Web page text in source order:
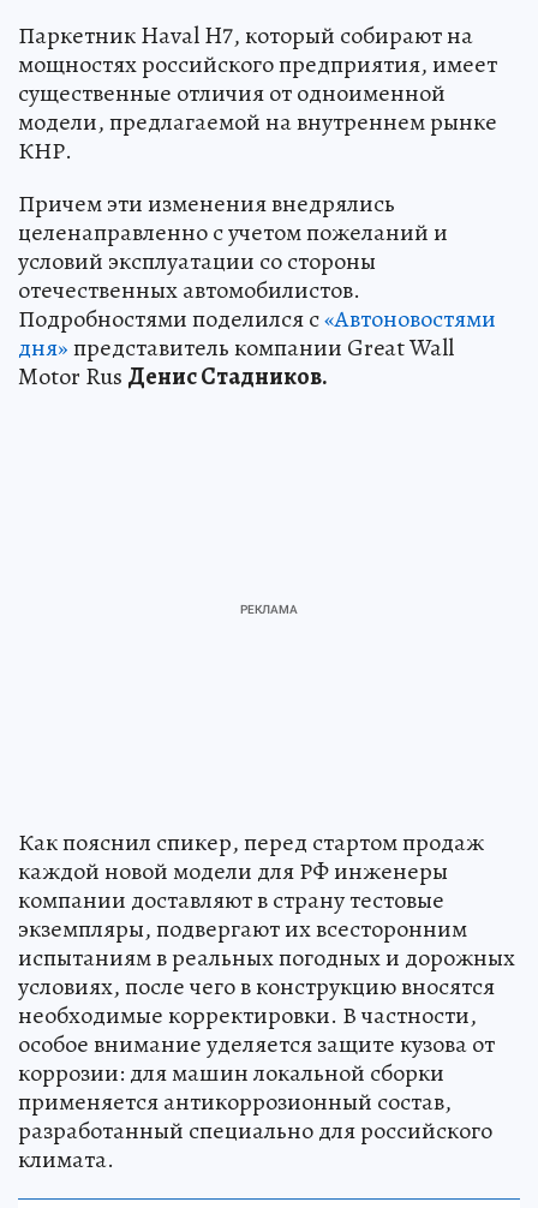
Паркетник Haval H7, который собирают на
мощностях российского предприятия, имеет
существенные отличия от одноименной
модели, предлагаемой на внутреннем рынке
КНР.
Причем эти изменения внедрялись
целенаправленно с учетом пожеланий и
условий эксплуатации со стороны
отечественных автомобилистов.
Подробностями поделился с«Автоновостями
дня»представитель компании Great Wall
Motor Rus Денис Стадников.
Как пояснил спикер, перед стартом продаж
каждой новой модели для РФ инженеры
компании доставляют в страну тестовые
экземпляры, подвергают их всесторонним
испытаниям в реальных погодных и дорожных
условиях, после чего в конструкцию вносятся
необходимые корректировки. В частности,
особое внимание уделяется защите кузова от
коррозии: для машин локальной сборки
применяется антикоррозионный состав,
разработанный специально для российского
климата.